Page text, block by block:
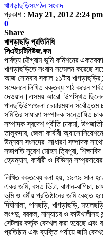
খাগড়াছড়িসংগঠন সংবাদ
প্রকাশ : May 21, 2012 2:24 pm
0
Share
খাগড়াছড়ি প্রতিনিধি
সিএইচটিনিউজ.কম
পার্বত্য চট্টগ্রাম ভূমি কমিশনের
খাগড়াছড়িতে সংবাদ সম্মেলন করেছে
আজ সোমবার সকাল ১১টায় খাগড়াছড়ির
সম্মেলনে লিখিত বক্তব্য পাঠ করেন
দেওয়ান। এসময় আরো উপস্থিত ছিলেন
পানছড়িউপজেলা চেয়ারম্যান সর্বোত্তম
সমিতির সাধারণ সম্পাদক সন্তোষিত
সম্পাদক স্বদেশ প্রীতি চাকমা,
তালুকদার, জেলা কার্বারী
উন্নয়ন সংসদের সাধারণ সম্পাদক
সভাপতি সুরেশ মোহন ত্রিপুরা, শিক্ষাবিদ
হেডম্যান, কার্বারী ও বিভিন্ন সম্প্রদায়ের
লিখিত বক্তব্যে বলা হয়, ১৯৭৯ সাল
একর জমি, বসত ভিটা, বাগান-বাগিচা,
ভূমি ও ধর্মীয় প্রতিষ্ঠানের জমি বেহাত
দিঘীনালা, পানছড়ি, খাগড়াছড়ি,
লংগদু, বরকল, নান্যাচর ও কাউখালীসহ
সেটলার কর্তৃক বেদখল করা হয়েছে এবং
প্রতিষ্ঠান এবং ব্যক্তি পর্যায়ে জমি